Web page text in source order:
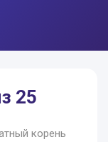
25
корень